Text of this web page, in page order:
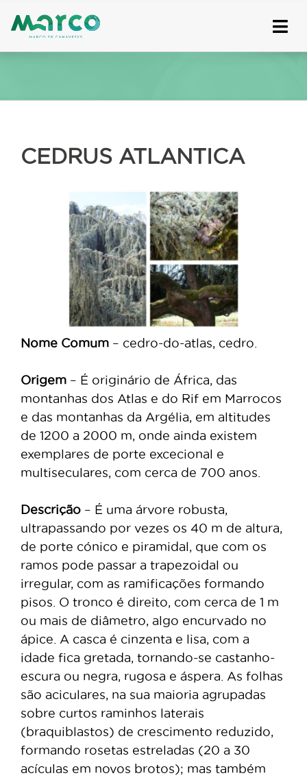
to
CEDRUS ATLANTICA
Nome Comum – cedro-do-atlas, cedro.
Origem – É originário de África, das
montanhas dos Atlas e do Rif em Marrocos
e das montanhas da Argélia, em altitudes
de 1200 a 2000 m, onde ainda existem
exemplares de porte excecional e
multiseculares, com cerca de 700 anos.
Descrição – É uma árvore robusta,
ultrapassando por vezes os 40 m de altura,
de porte cónico e piramidal, que com os
ramos pode passar a trapezoidal ou
irregular, com as ramificações formando
pisos. O tronco é direito, com cerca de 1 m
ou mais de diâmetro, algo encurvado no
ápice. A casca é cinzenta e lisa, com a
idade fica gretada, tornando-se castanho-
escura ou negra, rugosa e áspera. As folhas
são aciculares, na sua maioria agrupadas
sobre curtos raminhos laterais
(braquiblastos) de crescimento reduzido,
formando rosetas estreladas (20 a 30
acículas em novos brotos); mas também